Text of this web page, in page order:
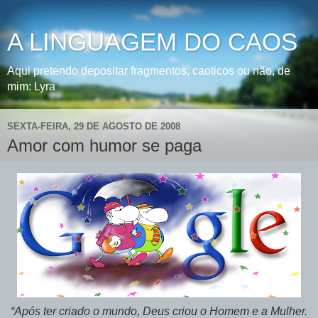
A LINGUAGEM DO CAOS
Aqui pretendo depositar fragmentos, caoticos ou não, de
mim: Lyra
SEXTA-FEIRA, 29 DE AGOSTO DE 2008
Amor com humor se paga
“Após ter criado o mundo, Deus criou o Homem e a Mulher.